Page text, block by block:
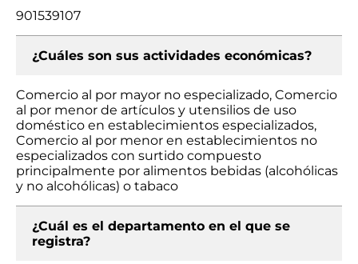
901539107
¿Cuáles son sus actividades económicas?
Comercio al por mayor no especializado, Comercio
al por menor de artículos y utensilios de uso
doméstico en establecimientos especializados,
Comercio al por menor en establecimientos no
especializados con surtido compuesto
principalmente por alimentos bebidas (alcohólicas
y no alcohólicas) o tabaco
¿Cuál es el departamento en el que se
registra?